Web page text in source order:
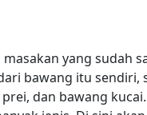
yang sudah
bawang itu sendiri,
dan bawang